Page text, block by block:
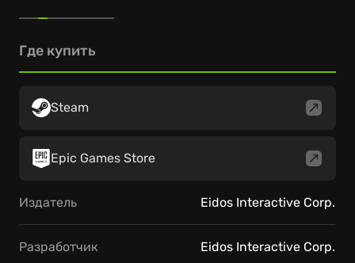
Где купить
Steam
Epic Games Store
Издатель Eidos Interactive Corp.
Разработчик Eidos Interactive Corp.